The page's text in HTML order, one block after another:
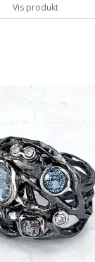
Vis produkt